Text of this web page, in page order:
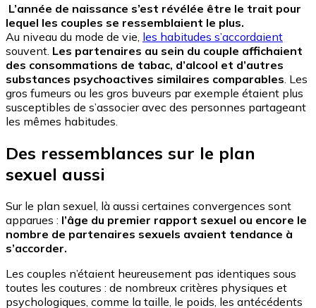
L’année de naissance s’est révélée être le trait pour
lequel les couples se ressemblaient le plus.
Au niveau du mode de vie, les habitudes s’accordaient
souvent. Les partenaires au sein du couple affichaient
des consommations de tabac, d’alcool et d’autres
substances psychoactives similaires comparables . Les
gros fumeurs ou les gros buveurs par exemple étaient plus
susceptibles de s’associer avec des personnes partageant
les mêmes habitudes.
Des ressemblances sur le plan
sexuel aussi
Sur le plan sexuel, là aussi certaines convergences sont
apparues : l’âge du premier rapport sexuel ou encore le
nombre de partenaires sexuels avaient tendance à
s’accorder.
Les couples n’étaient heureusement pas identiques sous
toutes les coutures : de nombreux critères physiques et
psychologiques, comme la taille, le poids, les antécédents